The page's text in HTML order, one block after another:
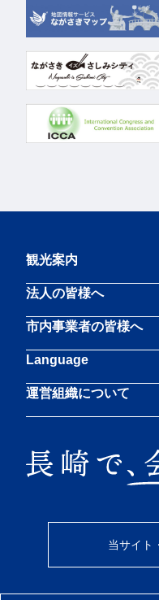
観光案内
法人の皆様へ
市内事業者の皆様へ
Language
運営組織について
当サイト